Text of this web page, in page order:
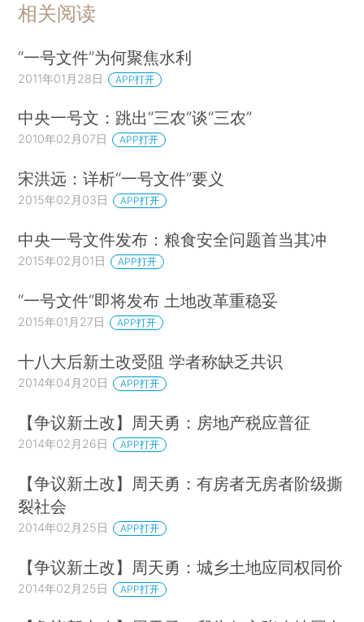
相关阅读
“一号文件”为何聚焦水利
2011年01月28日 APP打开
中央一号文：跳出“三农”谈“三农”
2010年02月07日 APP打开
宋洪远：详析“一号文件”要义
2015年02月03日 APP打开
中央一号文件发布：粮食安全问题首当其冲
2015年02月01日 APP打开
“一号文件”即将发布 土地改革重稳妥
2015年01月27日 APP打开
十八大后新土改受阻 学者称缺乏共识
2014年04月20日 APP打开
【争议新土改】周天勇：房地产税应普征
2014年02月26日 APP打开
【争议新土改】周天勇：有房者无房者阶级撕
裂社会
2014年02月25日 APP打开
【争议新土改】周天勇：城乡土地应同权同价
2014年02月25日 APP打开